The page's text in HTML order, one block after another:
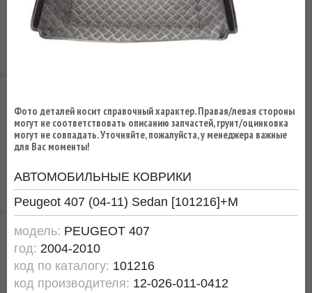
Фото деталей носит справочный характер. Правая/левая стороны
могут не соответствовать описанию запчастей, грунт/оцинковка
могут не совпадать. Уточняйте, пожалуйста, у менеджера важные
для Вас моменты!
АВТОМОБИЛЬНЫЕ КОВРИКИ
Peugeot 407 (04-11) Sedan [101216]+M
модель: PEUGEOT 407
год: 2004-2010
код по каталогу: 101216
код производителя: 12-026-011-0412